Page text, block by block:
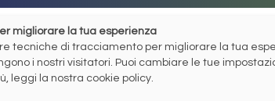
migliorare la tua esperienza
tecniche di tracciamento per migliorare la tua
i nostri visitatori. Puoi cambiare le tue
leggi la nostra cookie policy.